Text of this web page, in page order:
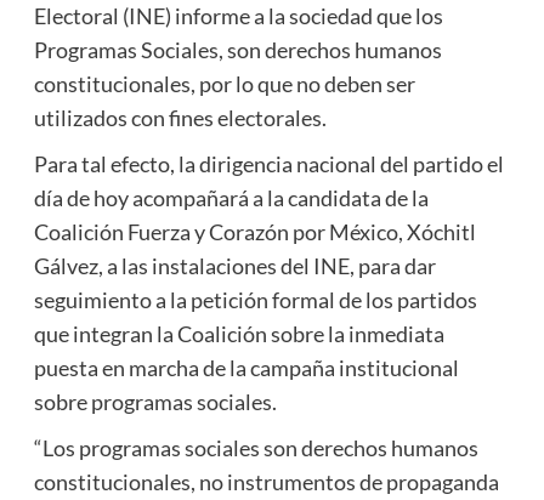
Electoral (INE) informe a la sociedad que los
Programas Sociales, son derechos humanos
constitucionales, por lo que no deben ser
utilizados con fines electorales.
Para tal efecto, la dirigencia nacional del partido el
día de hoy acompañará a la candidata de la
Coalición Fuerza y Corazón por México, Xóchitl
Gálvez, a las instalaciones del INE, para dar
seguimiento a la petición formal de los partidos
que integran la Coalición sobre la inmediata
puesta en marcha de la campaña institucional
sobre programas sociales.
“Los programas sociales son derechos humanos
constitucionales, no instrumentos de propaganda